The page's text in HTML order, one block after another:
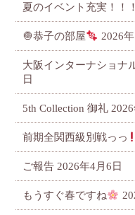
夏のイベント充実！！！
🧅恭子の部屋 2026
大阪インターナショナ
日
5th Collection 御礼
前期全関西級別戦っっ
ご報告 2026年4月6日
もうすぐ春ですね